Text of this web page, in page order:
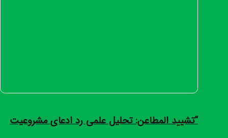
“تشیید المطاعن: تحلیل علمی رد ادعای مشروعیت